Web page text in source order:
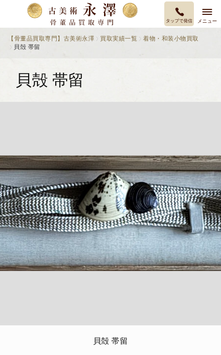
タップで発信 メニュー
【骨董品買取専門】古美術永澤 買取実績一覧
着物・和装小物買取
貝殻 帯留
貝殻 帯留
貝殻 帯留